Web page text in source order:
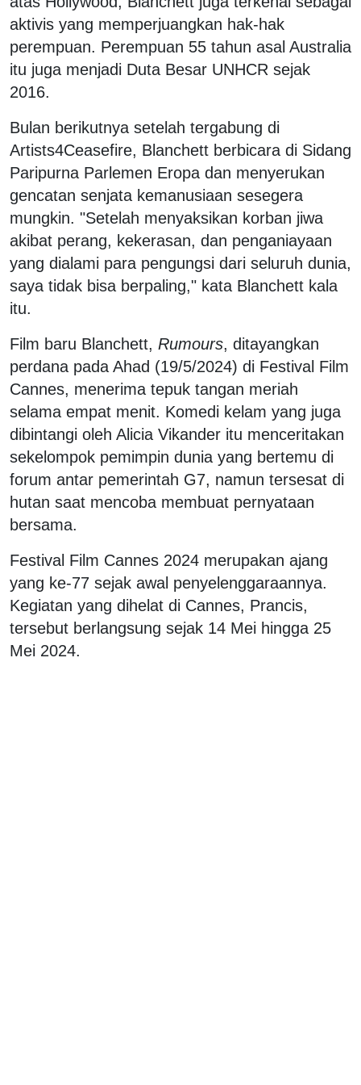
aktivis yang memperjuangkan hak-hak
perempuan. Perempuan 55 tahun asal Australia
itu juga menjadi Duta Besar UNHCR sejak
2016.
Bulan berikutnya setelah tergabung di
Artists4Ceasefire, Blanchett berbicara di Sidang
Paripurna Parlemen Eropa dan menyerukan
gencatan senjata kemanusiaan sesegera
mungkin. "Setelah menyaksikan korban jiwa
akibat perang, kekerasan, dan penganiayaan
yang dialami para pengungsi dari seluruh dunia,
saya tidak bisa berpaling," kata Blanchett kala
itu.
Film baru Blanchett, Rumours, ditayangkan
perdana pada Ahad (19/5/2024) di Festival Film
Cannes, menerima tepuk tangan meriah
selama empat menit. Komedi kelam yang juga
dibintangi oleh Alicia Vikander itu menceritakan
sekelompok pemimpin dunia yang bertemu di
forum antar pemerintah G7, namun tersesat di
hutan saat mencoba membuat pernyataan
bersama.
Festival Film Cannes 2024 merupakan ajang
yang ke-77 sejak awal penyelenggaraannya.
Kegiatan yang dihelat di Cannes, Prancis,
tersebut berlangsung sejak 14 Mei hingga 25
Mei 2024.